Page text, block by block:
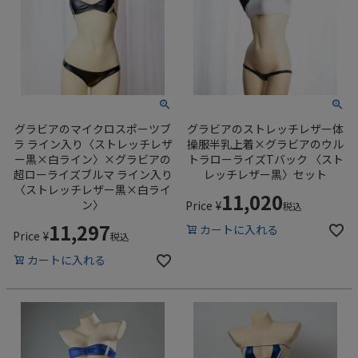
グラビアのマイクロスポーツブ
ラ ライン入り〈ストレッチレザ
ー黒×白ライン〉×グラビアの
超ローライズブルマ ライン入り
〈ストレッチレザー黒×白ライ
ン〉
Price ¥11,297税込
カートに入れる
グラビアのストレッチレザー体
操服半乳上着×グラビアのウル
トラローライズTバック 〈スト
レッチレザー黒〉セット
Price ¥11,020税込
カートに入れる